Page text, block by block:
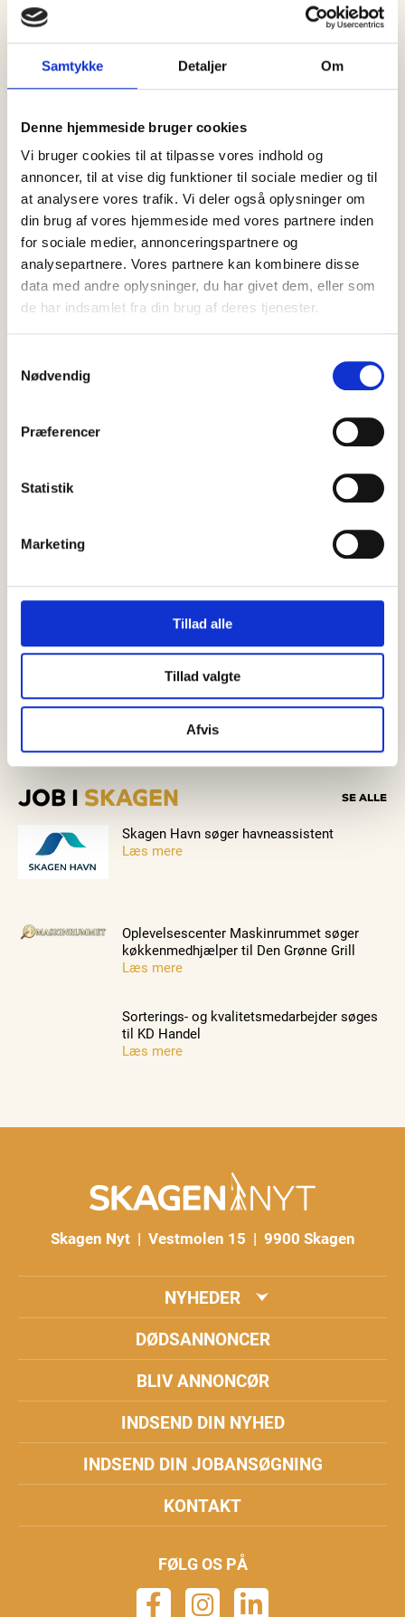
Samtykke Detaljer Om
Denne hjemmeside bruger cookies
Vi bruger cookies til at tilpasse vores indhold og
annoncer, til at vise dig funktioner til sociale medier og til
at analysere vores trafik. Vi deler også oplysninger om
din brug af vores hjemmeside med vores partnere inden
for sociale medier, annonceringspartnere og
analysepartnere. Vores partnere kan kombinere disse
data med andre oplysninger, du har givet dem, eller som
de har indsamlet fra din brug af deres tjenester.
Nødvendig
Præferencer
Statistik
Marketing
Tillad alle
Tillad valgte
Afvis
Hvad sker der, når hele Danmarks
nationalret…
06 august, 2026
Skagen får torsdag den 6. august endnu…
JOB I SKAGEN SE ALLE
Skagen Havn søger havneassistent
Læs mere
Oplevelsescenter Maskinrummet søger
køkkenmedhjælper til Den Grønne Grill
Læs mere
Sorterings- og kvalitetsmedarbejder søges
til KD Handel
Læs mere
Skagen Nyt | Vestmolen 15 | 9900 Skagen
NYHEDER
DØDSANNONCER
BLIV ANNONCØR
INDSEND DIN NYHED
INDSEND DIN JOBANSØGNING
KONTAKT
FØLG OS PÅ